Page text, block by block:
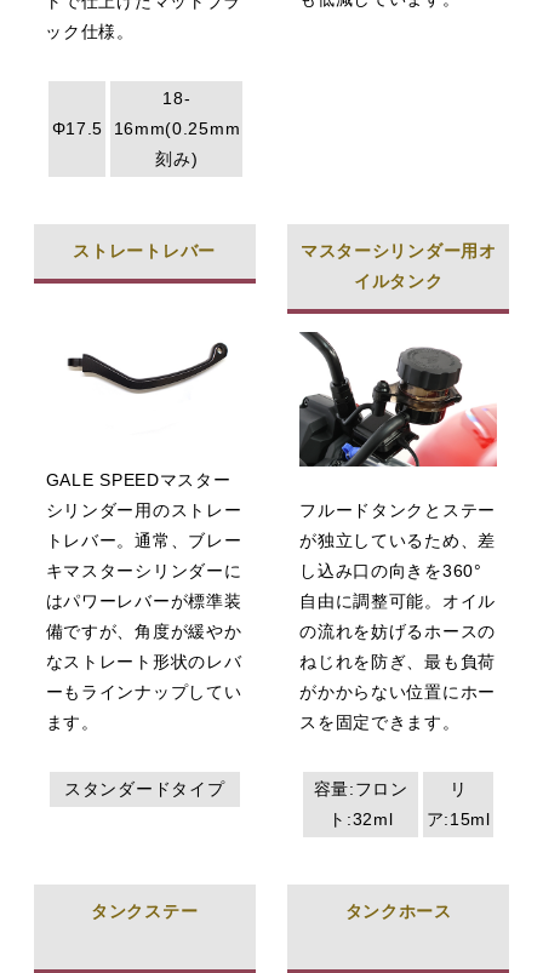
ック仕様。
Φ17.5
18-
16mm(0.25mm
刻み)
ストレートレバー
GALE SPEEDマスター
シリンダー用のストレー
トレバー。通常、ブレー
キマスターシリンダーに
はパワーレバーが標準装
備ですが、角度が緩やか
なストレート形状のレバ
ーもラインナップしてい
ます。
スタンダードタイプ
マスターシリンダー用オ
イルタンク
フルードタンクとステー
が独立しているため、差
し込み口の向きを360°
自由に調整可能。オイル
の流れを妨げるホースの
ねじれを防ぎ、最も負荷
がかからない位置にホー
スを固定できます。
容量:フロン
ト:32ml
リ
ア:15ml
タンクステー タンクホース